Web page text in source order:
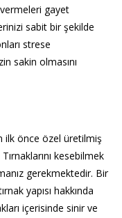
gayet
sabit bir şekilde
strese
sakin olmasını
ilk önce özel üretilmiş
kesebilmek
gerekmektedir. Bir
yapısı hakkında
içerisinde sinir ve